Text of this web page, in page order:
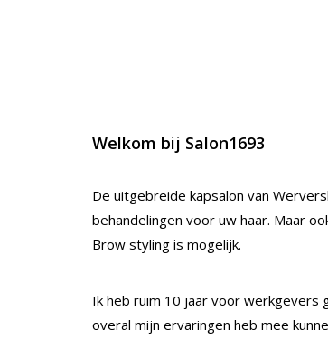
Welkom bij Salon1693
De uitgebreide kapsalon van
behandelingen voor uw haar. Maar
Brow styling is mogelijk.
Ik heb ruim 10 jaar voor werkgevers
overal mijn ervaringen heb mee